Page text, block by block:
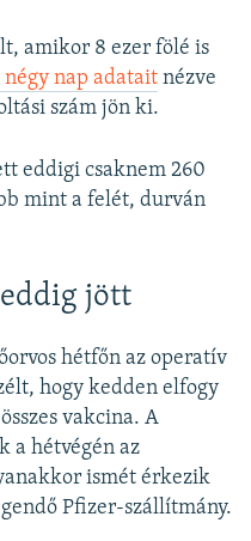
amikor 8 ezer fölé is
nap adatait nézve
szám jön ki.
eddigi csaknem 260
mint a felét, durván
jött
hétfőn az operatív
hogy kedden elfogy
vakcina. A
a hétvégén az
ismét érkezik
Pfizer-szállítmány.